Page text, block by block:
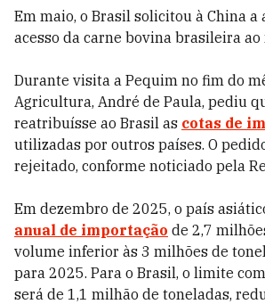
Em maio, o Brasil solicitou à China a
acesso da carne bovina brasileira ao
Durante visita a Pequim no fim do
Agricultura, André de Paula, pediu
reatribuísse ao Brasil as cotas de
utilizadas por outros países. O
rejeitado, conforme noticiado pela
Em dezembro de 2025, o país
anual de importação de 2,7
volume inferior às 3 milhões de
para 2025. Para o Brasil, o limite
será de 1,1 milhão de toneladas,